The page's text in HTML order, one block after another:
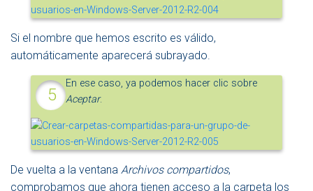
Si el nombre que hemos escrito es válido,
automáticamente aparecerá subrayado.
En ese caso, ya podemos hacer clic sobre
Aceptar.
De vuelta a la ventana Archivos compartidos,
comprobamos que ahora tienen acceso a la carpeta los